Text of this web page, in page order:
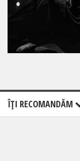
ÎŢI RECOMANDĂM